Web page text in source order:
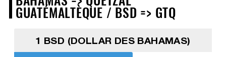
GUATÉMALTÈQUE / BSD => GTQ
1 BSD (DOLLAR DES BAHAMAS)